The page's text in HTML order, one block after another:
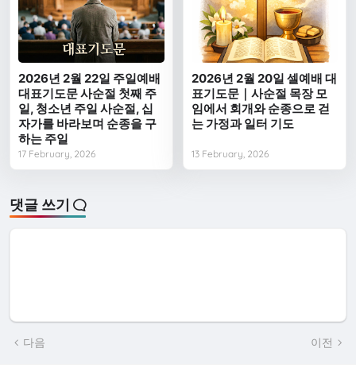
2026년 2월 22일 주일예배
대표기도문 사순절 첫째 주
일, 청소년 주일 사순절, 십
자가를 바라보며 순종을 구
하는 주일
17 February, 2026
2026년 2월 20일 셀예배 대
표기도문｜사순절 목장 모
임에서 회개와 순종으로 걷
는 가정과 일터 기도
13 February, 2026
댓글 쓰기
다음 이전